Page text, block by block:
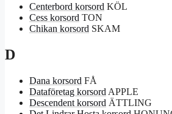
Centerbord korsord KÖL
Cess korsord TON
Chikan korsord SKAM
D
Dana korsord FÅ
Dataföretag korsord APPLE
Descendent korsord ÄTTLING